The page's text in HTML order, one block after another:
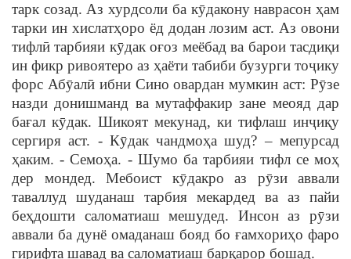
тарк созад. Аз хурдсоли ба кӯдакону наврасон ҳам
тарки ин хислатҳоро ёд додан лозим аст. Аз овони
тифлӣ тарбияи кӯдак оғоз меёбад ва барои тасдиқи
ин фикр ривоятеро аз ҳаёти табиби бузурги тоҷику
форс Абӯалӣ ибни Сино овардан мумкин аст: Рӯзе
назди донишманд ва мутаффакир зане меояд дар
бағал кӯдак. Шикоят мекунад, ки тифлаш инҷиқу
сергиря аст. - Кӯдак чандмоҳа шуд? – мепурсад
ҳаким. - Семоҳа. - Шумо ба тарбияи тифл се моҳ
дер мондед. Мебоист кӯдакро аз рӯзи аввали
таваллуд шуданаш тарбия мекардед ва аз пайи
беҳдошти саломатиаш мешудед. Инсон аз рӯзи
аввали ба дунё омаданаш бояд бо ғамхориҳо фаро
гирифта шавад ва саломатиаш барқарор бошад.